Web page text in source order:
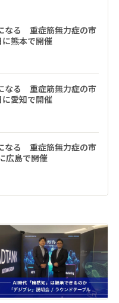
なる 重症筋無力症の市
熊本で開催
なる 重症筋無力症の市
愛知で開催
なる 重症筋無力症の市
広島で開催